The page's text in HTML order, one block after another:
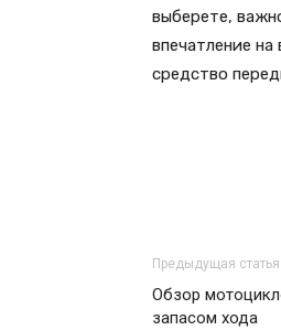
выберете,
впечатление
средство
Предыдущая статья
Обзор
запасом хода